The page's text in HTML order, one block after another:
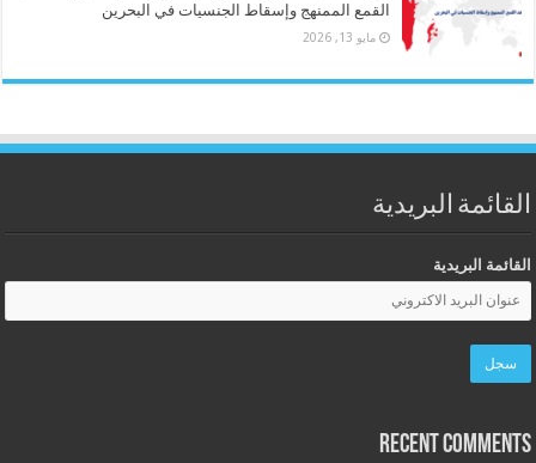
القمع الممنهج وإسقاط الجنسيات في البحرين
مايو 13, 2026
القائمة البريدية
القائمة البريدية
Recent Comments